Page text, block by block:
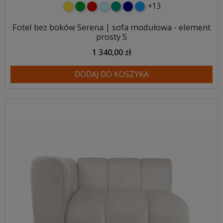
żółtyzielonyczerwony
błękitnyturkusowy
granatowy
niebieski
+13
Fotel bez boków Serena | sofa modułowa - element
prosty S
1 340,00 zł
DODAJ DO KOSZYKA